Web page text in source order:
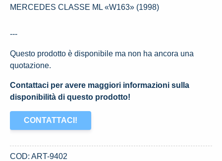
MERCEDES CLASSE ML «W163» (1998)
---
Questo prodotto è disponibile ma non ha ancora una
quotazione.
Contattaci per avere maggiori informazioni sulla
disponibilità di questo prodotto!
CONTATTACI!
COD: ART-9402